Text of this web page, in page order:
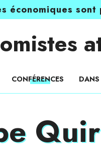
économiques sont
CONFÉRENCES DANS